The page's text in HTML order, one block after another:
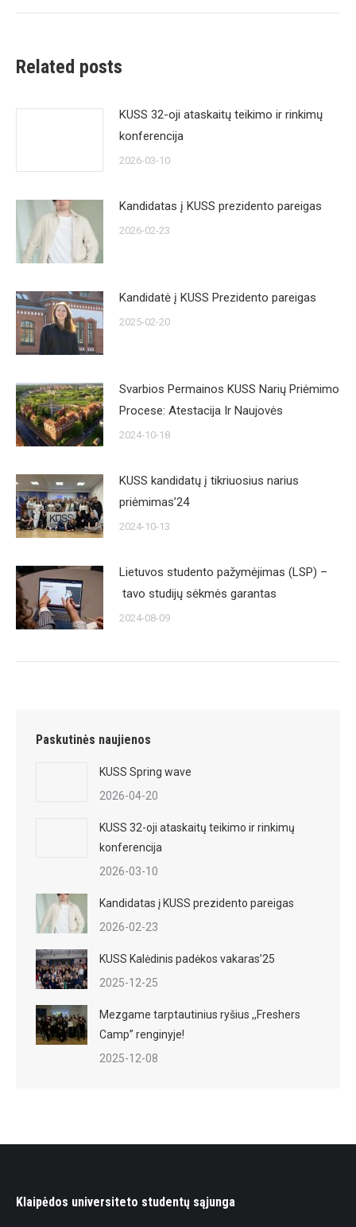
Related posts
KUSS 32-oji ataskaitų teikimo ir rinkimų
konferencija
2026-03-10
Kandidatas į KUSS prezidento pareigas
2026-02-23
Kandidatė į KUSS Prezidento pareigas
2025-02-20
Svarbios Permainos KUSS Narių Priėmimo
Procese: Atestacija Ir Naujovės
2024-10-18
KUSS kandidatų į tikriuosius narius
priėmimas’24
2024-10-13
Lietuvos studento pažymėjimas (LSP) –
tavo studijų sėkmės garantas
2024-08-09
Paskutinės naujienos
KUSS Spring wave
2026-04-20
KUSS 32-oji ataskaitų teikimo ir rinkimų
konferencija
2026-03-10
Kandidatas į KUSS prezidento pareigas
2026-02-23
KUSS Kalėdinis padėkos vakaras’25
2025-12-25
Mezgame tarptautinius ryšius ,,Freshers
Camp” renginyje!
2025-12-08
Klaipėdos universiteto studentų sąjunga